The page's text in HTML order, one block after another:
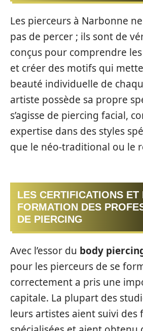
Les pierceurs à Narbonne
pas de percer ; ils sont de
conçus pour comprendre
et créer des motifs qui
beauté individuelle de
artiste possède sa propre
s’agisse de piercing facial,
expertise dans des styles
que le néo-traditional ou le
LES CERTIFICATIONS ET
FORMATION DES
DE PIERCING
Avec l’essor du body
pour les pierceurs de se
correctement a pris une
capitale. La plupart des
leurs artistes aient suivi des